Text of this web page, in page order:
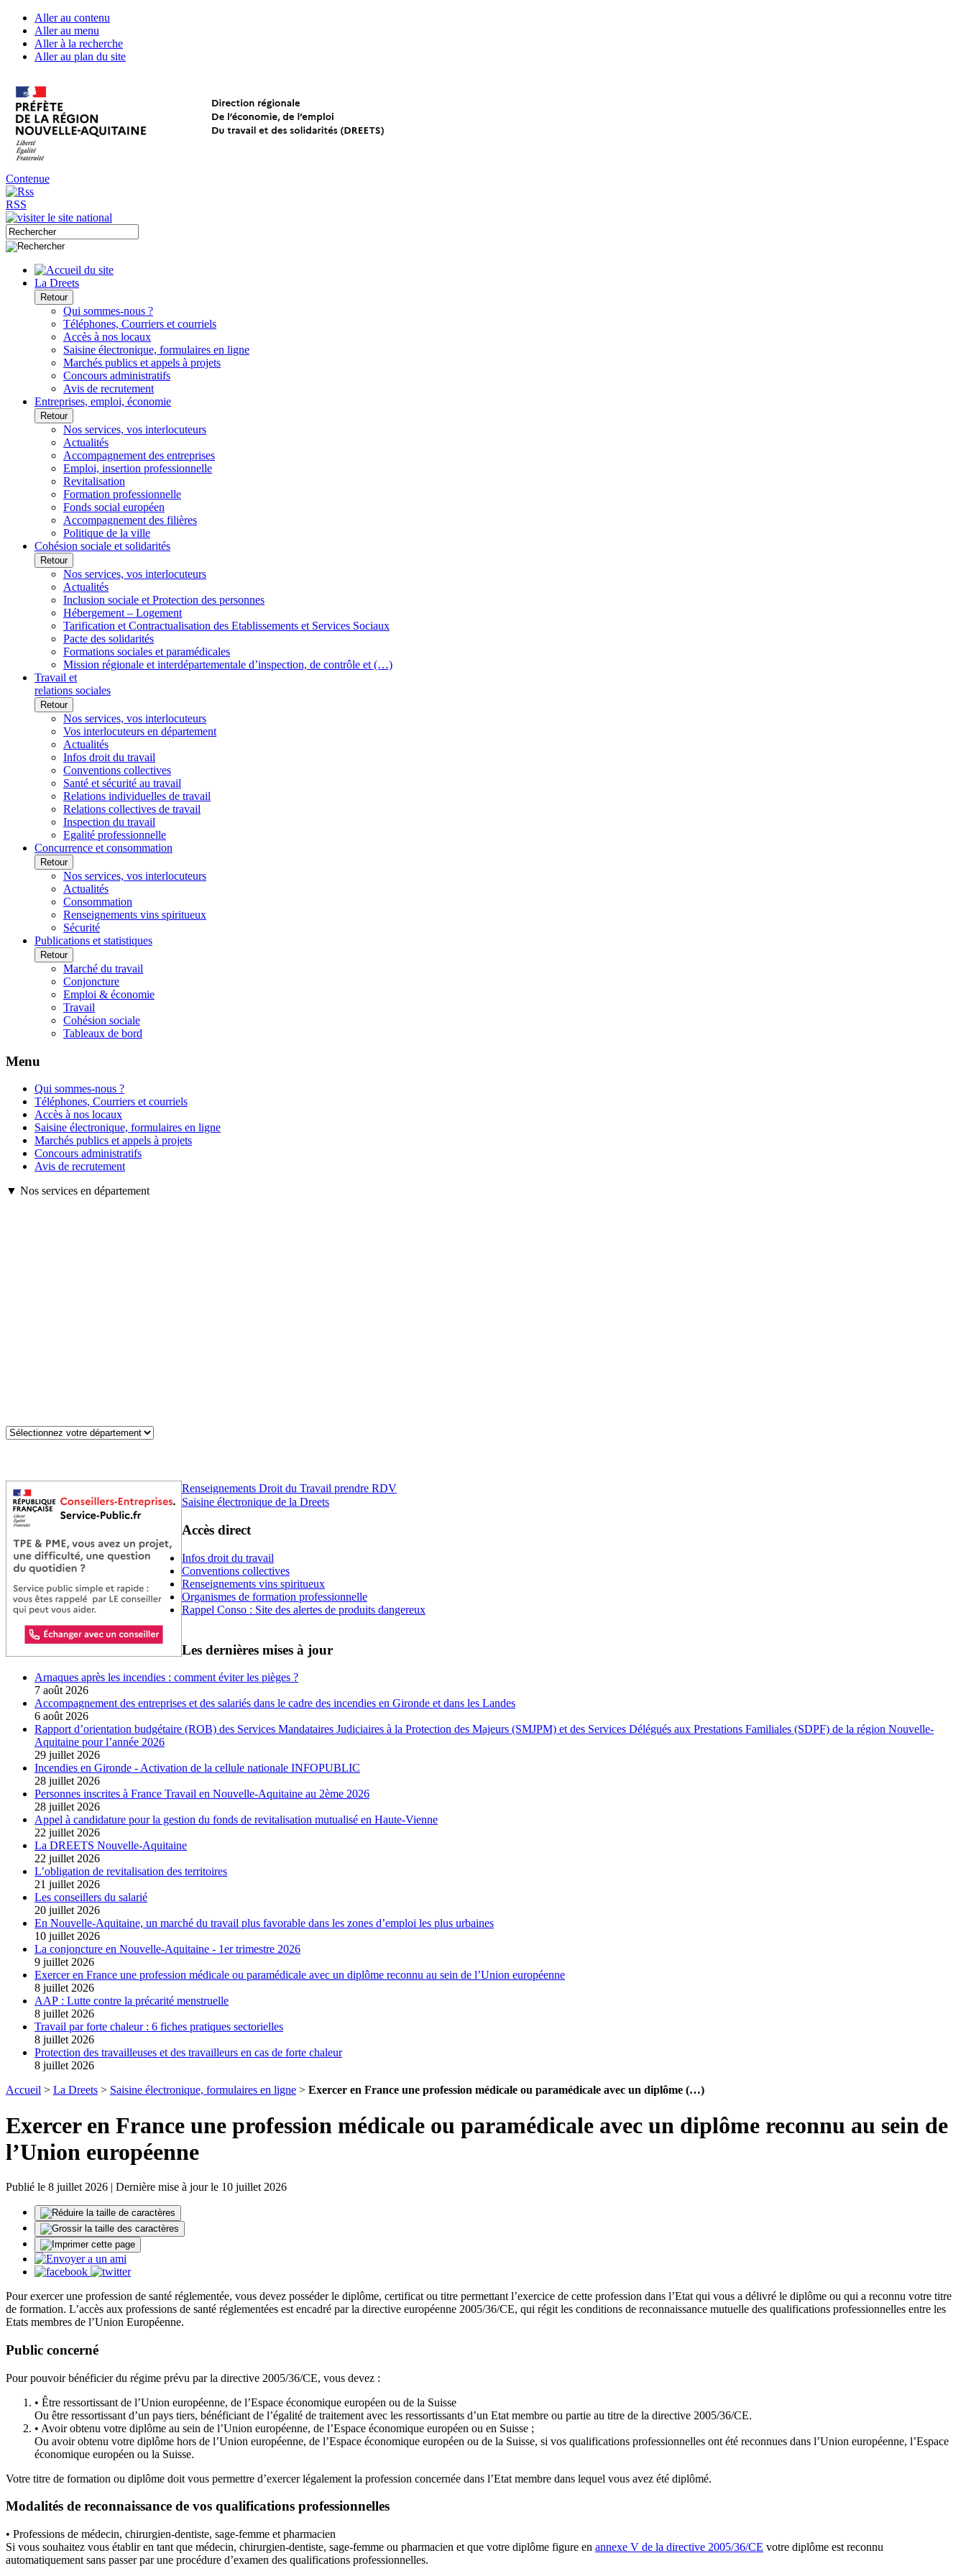
Aller au contenu
Aller au menu
Aller à la recherche
Aller au plan du site
Contenue
RSS
La Dreets
Retour
Qui sommes-nous ?
Téléphones, Courriers et courriels
Accès à nos locaux
Saisine électronique, formulaires en ligne
Marchés publics et appels à projets
Concours administratifs
Avis de recrutement
Entreprises, emploi, économie
Retour
Nos services, vos interlocuteurs
Actualités
Accompagnement des entreprises
Emploi, insertion professionnelle
Revitalisation
Formation professionnelle
Fonds social européen
Accompagnement des filières
Politique de la ville
Cohésion sociale et solidarités
Retour
Nos services, vos interlocuteurs
Actualités
Inclusion sociale et Protection des personnes
Hébergement – Logement
Tarification et Contractualisation des Etablissements et Services Sociaux
Pacte des solidarités
Formations sociales et paramédicales
Mission régionale et interdépartementale d’inspection, de contrôle et (…)
Travail et
relations sociales
Retour
Nos services, vos interlocuteurs
Vos interlocuteurs en département
Actualités
Infos droit du travail
Conventions collectives
Santé et sécurité au travail
Relations individuelles de travail
Relations collectives de travail
Inspection du travail
Egalité professionnelle
Concurrence et consommation
Retour
Nos services, vos interlocuteurs
Actualités
Consommation
Renseignements vins spiritueux
Sécurité
Publications et statistiques
Retour
Marché du travail
Conjoncture
Emploi & économie
Travail
Cohésion sociale
Tableaux de bord
Menu
Qui sommes-nous ?
Téléphones, Courriers et courriels
Accès à nos locaux
Saisine électronique, formulaires en ligne
Marchés publics et appels à projets
Concours administratifs
Avis de recrutement
▼ Nos services en département
Renseignements Droit du Travail prendre RDV
Saisine électronique de la Dreets
Accès direct
Infos droit du travail
Conventions collectives
Renseignements vins spiritueux
Organismes de formation professionnelle
Rappel Conso : Site des alertes de produits dangereux
Les dernières mises à jour
Arnaques après les incendies : comment éviter les pièges ?
7 août 2026
Accompagnement des entreprises et des salariés dans le cadre des incendies en Gironde et dans les Landes
6 août 2026
Rapport d’orientation budgétaire (ROB) des Services Mandataires Judiciaires à la Protection des Majeurs (SMJPM) et des Services Délégués aux Prestations Familiales (SDPF) de la région Nouvelle-
Aquitaine pour l’année 2026
29 juillet 2026
Incendies en Gironde - Activation de la cellule nationale INFOPUBLIC
28 juillet 2026
Personnes inscrites à France Travail en Nouvelle-Aquitaine au 2ème 2026
28 juillet 2026
Appel à candidature pour la gestion du fonds de revitalisation mutualisé en Haute-Vienne
22 juillet 2026
La DREETS Nouvelle-Aquitaine
22 juillet 2026
L’obligation de revitalisation des territoires
21 juillet 2026
Les conseillers du salarié
20 juillet 2026
En Nouvelle-Aquitaine, un marché du travail plus favorable dans les zones d’emploi les plus urbaines
10 juillet 2026
La conjoncture en Nouvelle-Aquitaine - 1er trimestre 2026
9 juillet 2026
Exercer en France une profession médicale ou paramédicale avec un diplôme reconnu au sein de l’Union européenne
8 juillet 2026
AAP : Lutte contre la précarité menstruelle
8 juillet 2026
Travail par forte chaleur : 6 fiches pratiques sectorielles
8 juillet 2026
Protection des travailleuses et des travailleurs en cas de forte chaleur
8 juillet 2026
Accueil > La Dreets > Saisine électronique, formulaires en ligne > Exercer en France une profession médicale ou paramédicale avec un diplôme (…)
Exercer en France une profession médicale ou paramédicale avec un diplôme reconnu au sein de
l’Union européenne
Publié le 8 juillet 2026 | Dernière mise à jour le 10 juillet 2026
Pour exercer une profession de santé réglementée, vous devez posséder le diplôme, certificat ou titre permettant l’exercice de cette profession dans l’Etat qui vous a délivré le diplôme ou qui a reconnu votre titre
de formation. L’accès aux professions de santé réglementées est encadré par la directive européenne 2005/36/CE, qui régit les conditions de reconnaissance mutuelle des qualifications professionnelles entre les
Etats membres de l’Union Européenne.
Public concerné
Pour pouvoir bénéficier du régime prévu par la directive 2005/36/CE, vous devez :
• Être ressortissant de l’Union européenne, de l’Espace économique européen ou de la Suisse
Ou être ressortissant d’un pays tiers, bénéficiant de l’égalité de traitement avec les ressortissants d’un Etat membre ou partie au titre de la directive 2005/36/CE.
• Avoir obtenu votre diplôme au sein de l’Union européenne, de l’Espace économique européen ou en Suisse ;
Ou avoir obtenu votre diplôme hors de l’Union européenne, de l’Espace économique européen ou de la Suisse, si vos qualifications professionnelles ont été reconnues dans l’Union européenne, l’Espace
économique européen ou la Suisse.
Votre titre de formation ou diplôme doit vous permettre d’exercer légalement la profession concernée dans l’Etat membre dans lequel vous avez été diplômé.
Modalités de reconnaissance de vos qualifications professionnelles
• Professions de médecin, chirurgien-dentiste, sage-femme et pharmacien
Si vous souhaitez vous établir en tant que médecin, chirurgien-dentiste, sage-femme ou pharmacien et que votre diplôme figure en annexe V de la directive 2005/36/CE votre diplôme est reconnu
automatiquement sans passer par une procédure d’examen des qualifications professionnelles.